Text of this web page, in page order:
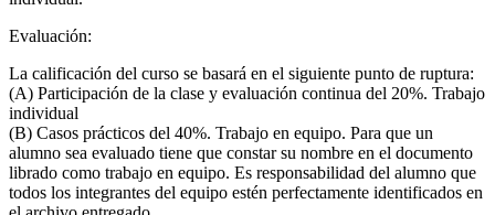
Evaluación:
La calificación del curso se basará en el siguiente punto de ruptura:
(A) Participación de la clase y evaluación continua del 20%. Trabajo
individual
(B) Casos prácticos del 40%. Trabajo en equipo. Para que un
alumno sea evaluado tiene que constar su nombre en el documento
librado como trabajo en equipo. Es responsabilidad del alumno que
todos los integrantes del equipo estén perfectamente identificados en